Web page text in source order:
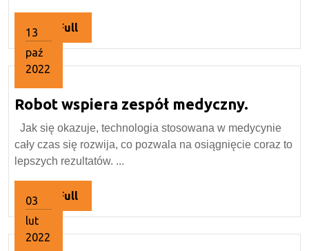
ćwiczeń.
Read FullRead
Full
13
paź
2022
października
Robot wspiera zespół medyczny.
wspiera
zespół
Jak się okazuje, technologia stosowana w medycynie
cały czas się rozwija, co pozwala na osiągnięcie coraz to
lepszych rezultatów. ...
Read FullRead
Full
03
lut
2022